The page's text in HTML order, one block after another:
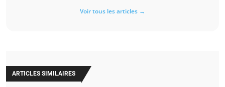
Voir tous les articles →
ARTICLES SIMILAIRES